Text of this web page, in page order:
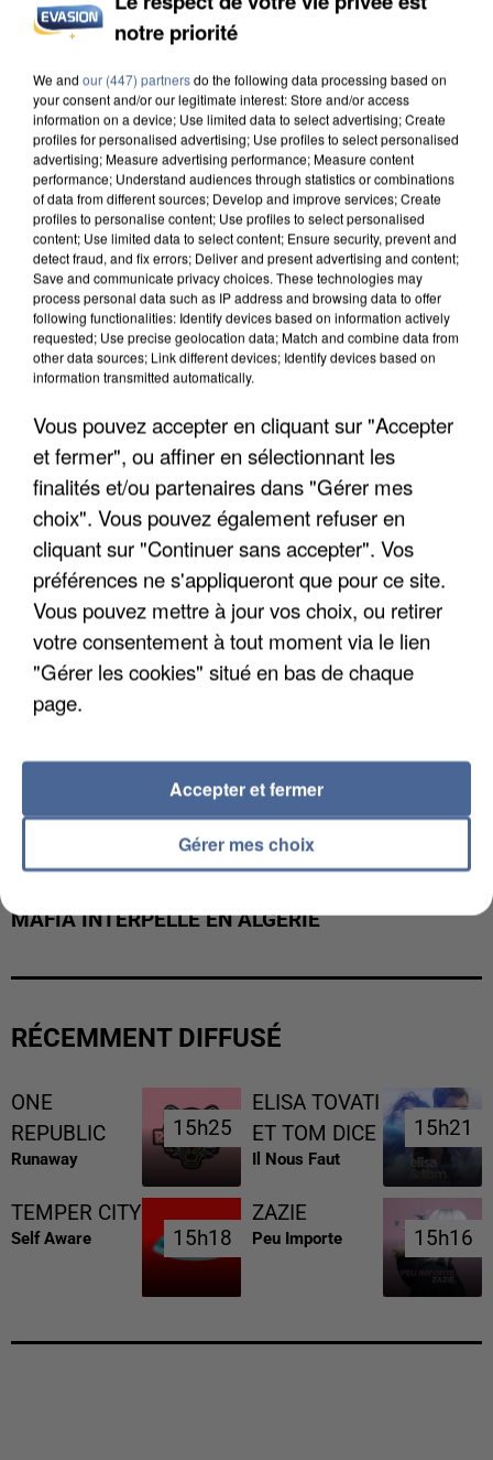
INCENDIES : L’ÎLE-DE-FRANCE LANCE UN ÉLAN
DE SOLIDARITÉ AVEC LES...
APRÈS TOUTES CES CANICULES, LES REFUGES
DE FAUNE SAUVAGE SONT...
MAFIA INTERPELLÉ EN ALGÉRIE
RÉCEMMENT DIFFUSÉ
ONE
REPUBLIC
Runaway
15h25
15h25
ELISA TOVATI
ET TOM DICE
Il Nous Faut
15h21
15h21
TEMPER CITY
Self Aware 15h18
15h18
ZAZIE
Peu Importe 15h16
15h16
notre priorité
We and our (447) partnersdo the following data processing based on
your consent and/or our legitimate interest: Store and/or access
information on a device; Use limited data to select advertising; Create
profiles for personalised advertising; Use profiles to select personalised
advertising; Measure advertising performance; Measure content
performance; Understand audiences through statistics or combinations
of data from different sources; Develop and improve services; Create
profiles to personalise content; Use profiles to select personalised
content; Use limited data to select content; Ensure security, prevent and
detect fraud, and fix errors; Deliver and present advertising and content;
Save and communicate privacy choices. These technologies may
process personal data such as IP address and browsing data to offer
following functionalities: Identify devices based on information actively
requested; Use precise geolocation data; Match and combine data from
other data sources; Link different devices; Identify devices based on
information transmitted automatically.
Vous pouvez accepter en cliquant sur "Accepter
et fermer", ou affiner en sélectionnant les
finalités et/ou partenaires dans "Gérer mes
choix". Vous pouvez également refuser en
cliquant sur "Continuer sans accepter". Vos
préférences ne s'appliqueront que pour ce site.
Vous pouvez mettre à jour vos choix, ou retirer
votre consentement à tout moment via le lien
"Gérer les cookies" situé en bas de chaque
page.
Gérer mes choix
Accepter et fermer